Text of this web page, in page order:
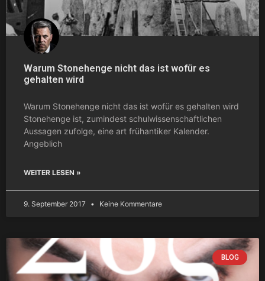
Warum Stonehenge nicht das ist wofür es
gehalten wird
Warum Stonehenge nicht das ist wofür es gehalten wird
Stonehenge ist, zumindest schulwissenschaftlichen
Aussagen zufolge, eine art frühantiker Kalender.
Angeblich
WEITER LESEN »
9. September 2017 Keine Kommentare
BLOG